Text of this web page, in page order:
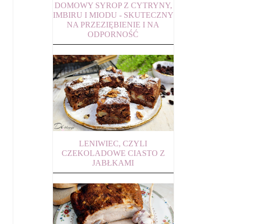
DOMOWY SYROP Z CYTRYNY,
IMBIRU I MIODU - SKUTECZNY
NA PRZEZIĘBIENIE I NA
ODPORNOŚĆ
LENIWIEC, CZYLI
CZEKOLADOWE CIASTO Z
JABŁKAMI